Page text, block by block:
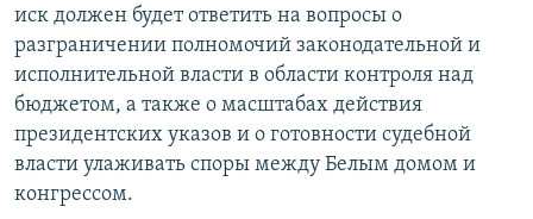
иск должен будет ответить на вопросы о
разграничении полномочий законодательной и
исполнительной власти в области контроля над
бюджетом, а также о масштабах действия
президентских указов и о готовности судебной
власти улаживать споры между Белым домом и
конгрессом.